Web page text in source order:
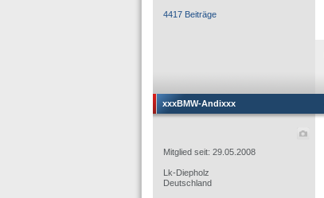
4417 Beiträge
xxxBMW-Andixxx
Mitglied seit: 29.05.2008
Lk-Diepholz
Deutschland